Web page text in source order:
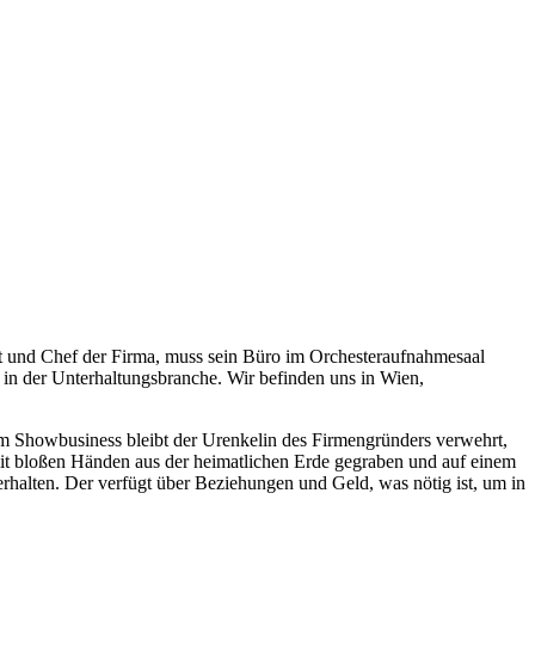
Chef der Firma, muss sein Büro im Orchesteraufnahmesaal
der Unterhaltungsbranche. Wir befinden uns in Wien,
bleibt der Urenkelin des Firmengründers verwehrt,
Händen aus der heimatlichen Erde gegraben und auf einem
Der verfügt über Beziehungen und Geld, was nötig ist, um in